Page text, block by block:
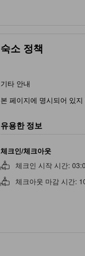
숙소 정책
기타 안내
본 페이지에 명시되어 있
유용한 정보
체크인/체크아웃
체크인 시작 시간:
체크아웃 마감 시간: